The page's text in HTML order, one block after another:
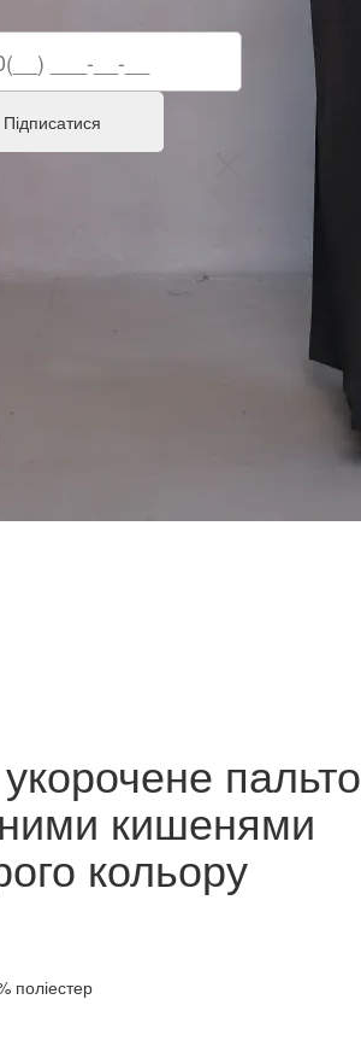
пальто
кишенями
кольору
поліестер
Підписатися